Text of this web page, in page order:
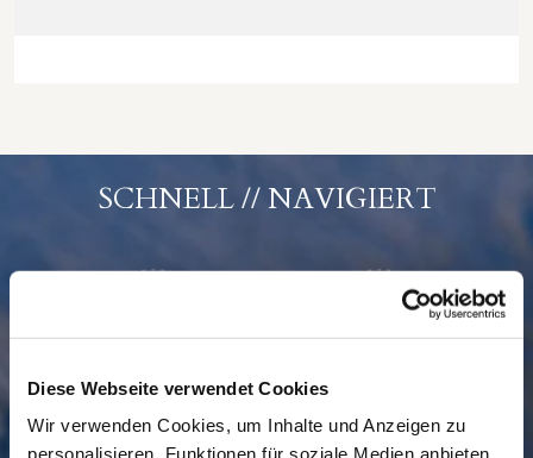
Diese Webseite verwendet Cookies
Wir verwenden Cookies, um Inhalte und Anzeigen zu
personalisieren, Funktionen für soziale Medien anbieten
SCHNELL // NAVIGIERT